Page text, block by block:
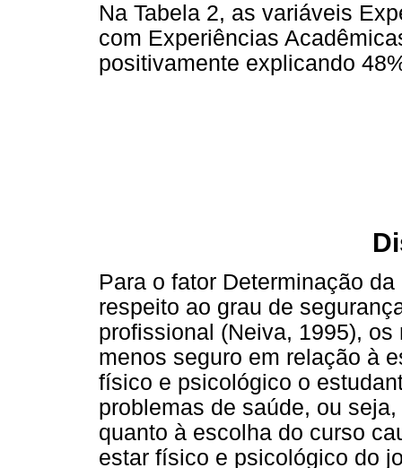
Na Tabela 2, as variáveis
com Experiências
positivamente explicando
Para o fator Determinação
respeito ao grau de
profissional (Neiva, 1995),
menos seguro em relação à
físico e psicológico o
problemas de saúde, ou
quanto à escolha do curso
estar físico e psicológico do